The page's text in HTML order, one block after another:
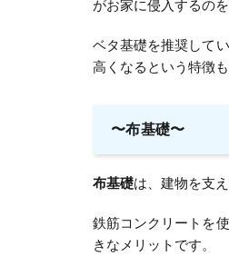
がお家に侵入するの
ベタ基礎を推奨して
高くなるという特徴も
〜布基礎〜
布基礎は、建物を支
鉄筋コンクリートを
きなメリットです。